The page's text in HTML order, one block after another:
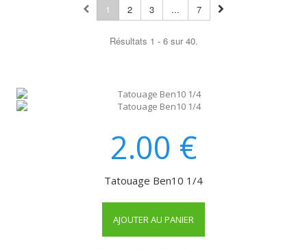
1 2 3 ... 7
Résultats 1 - 6 sur 40.
2.00 €
Tatouage Ben10 1/4
AJOUTER AU PANIER